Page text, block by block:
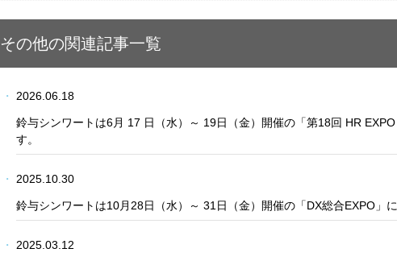
その他の関連記事一覧
2026.06.18
鈴与シンワートは6月 17 日（水）～ 19日（金）開催の「第18回 HR
す。
2025.10.30
鈴与シンワートは10月28日（水）～ 31日（金）開催の「DX総合EXPO」に
2025.03.12
不可欠な Cookie
お客様が当サイトを
ラウザに保存された
先は Cookie であり、
訪問者による設定、
常に機能させる目的
保存されることは通
われることはありま
しており、一部の
ます。各カテゴリを
を確認し、当サイト